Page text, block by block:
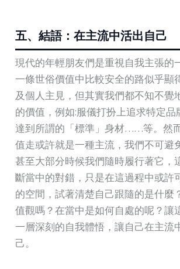
五、結語：在主流中活出自己
現代的年輕朋友們是重視自我主張的
一條世俗價值中比較安全的路似乎顯
及個人主見，但其實我們都不知不覺
的價值，例如:服儀打扮上追求特定品
達到所謂的「標準」身材……等。然
值走或許就是一種主流，我們不可避
甚至大部分時候我們隨時履行著它，
斷當中的對錯，只是在這過程中或許
的空間，試著清楚自己跟隨的是什麼
值觀嗎？在當中是如何自處的呢？讓
一層深刻的自我體悟，讓自己在主流
己。